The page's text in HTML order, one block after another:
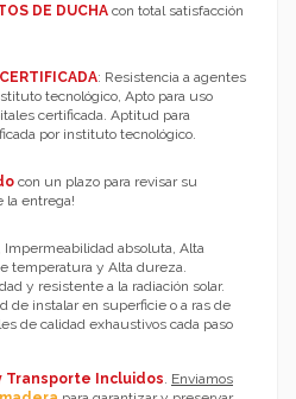
DE DUCHA con total satisfacción
: Resistencia a agentes
tecnológico, Apto para uso
certificada. Aptitud para
por instituto tecnológico.
con un plazo para revisar su
la entrega!
Impermeabilidad absoluta, Alta
temperatura y Alta dureza.
y resistente a la radiación solar.
de instalar en superficie o a ras de
de calidad exhaustivos cada paso
y Transporte Incluidos. Enviamos